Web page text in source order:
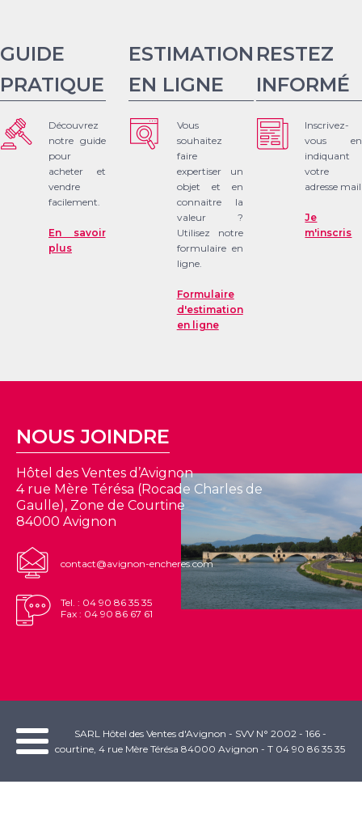
GUIDE
PRATIQUE
Découvrez
notre guide
pour
acheter et
vendre
facilement.
En savoir
plus
ESTIMATION
EN LIGNE
Vous
souhaitez
faire
expertiser un
objet et en
connaitre la
valeur ?
Utilisez notre
formulaire en
ligne.
Formulaire
d'estimation
en ligne
RESTEZ
INFORMÉ
Inscrivez-
vous en
indiquant
votre
adresse mail
Je
m'inscris
NOUS JOINDRE
Hôtel des Ventes d’Avignon
4 rue Mère Térésa (Rocade Charles de
Gaulle), Zone de Courtine
84000 Avignon
contact@avignon-encheres.com
Tel. : 04 90 86 35 35
Fax : 04 90 86 67 61
SARL Hôtel des Ventes d'Avignon - SVV N° 2002 - 166 -
courtine, 4 rue Mère Térésa 84000 Avignon - T 04 90 86 35 35